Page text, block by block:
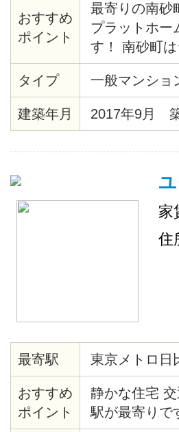
おすすめ
ポイント
最寄りの南砂
プラットホー
す！ 南砂町
り、お買い物
自然を感じら
も安心して
パーや食器洗
タイプ 一般マンショ
建築年月 2017年9月
家
住
最寄駅 東京メトロ
おすすめ
ポイント
静かな住宅
駅が最寄りで